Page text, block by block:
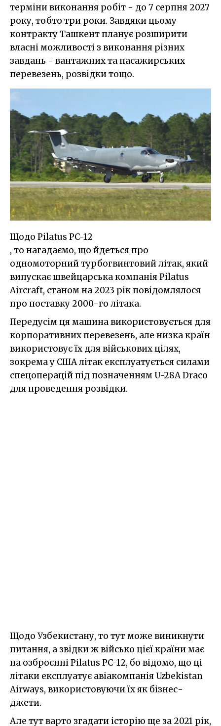
терміни виконання робіт - до 7 серпня 2027
року, тобто три роки. Завдяки цьому
контракту Ташкент планує розширити
власні можливості з виконання різних
завдань - вантажних та пасажирських
перевезень, розвідки тощо.
Щодо Pilatus PC-12
, то нагадаємо, що йдеться про
одномоторний турбогвинтовий літак, який
випускає швейцарська компанія Pilatus
Aircraft, станом на 2023 рік повідомлялося
про поставку 2000-го літака.
Передусім ця машина використовується для
корпоративних перевезень, але низка країн
використовує їх для військових цілях,
зокрема у США літак експлуатується силами
спецоперацій під позначенням U-28A Draco
для проведення розвідки.
Щодо Узбекистану, то тут може виникнути
питання, а звідки ж військо цієї країни має
на озброєнні Pilatus PC-12, бо відомо, що ці
літаки експлуатує авіакомпанія Uzbekistan
Airways, використовуючи їх як бізнес-
джети.
Але тут варто згадати історію ще за 2021 рік,